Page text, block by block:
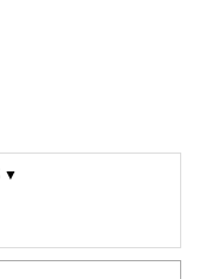
▼
に関する記事を、日々